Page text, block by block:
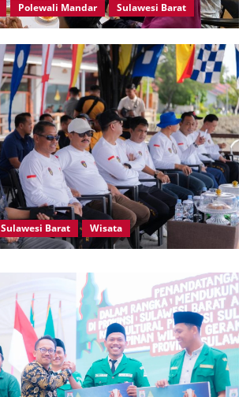
Polewali Mandar Sulawesi Barat
Sulawesi Barat Wisata